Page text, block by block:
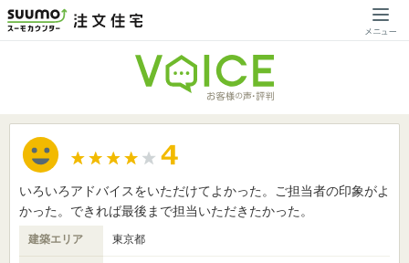
いろいろアドバイスをいただけてよかった。ご担当者の印象がよ
かった。できれば最後まで担当いただきたかった。
建築エリア 東京都